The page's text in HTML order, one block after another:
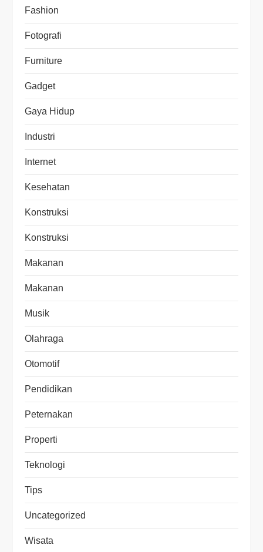
Fashion
Fotografi
Furniture
Gadget
Gaya Hidup
Industri
Internet
Kesehatan
Konstruksi
Konstruksi
Makanan
Makanan
Musik
Olahraga
Otomotif
Pendidikan
Peternakan
Properti
Teknologi
Tips
Uncategorized
Wisata